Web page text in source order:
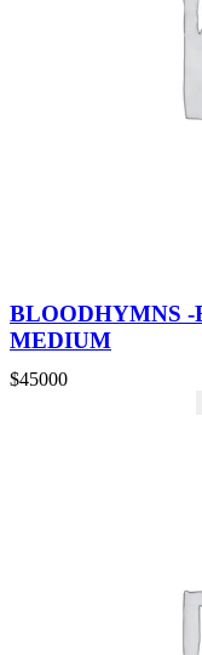
BLOODHYMNS -
MEDIUM
$45000